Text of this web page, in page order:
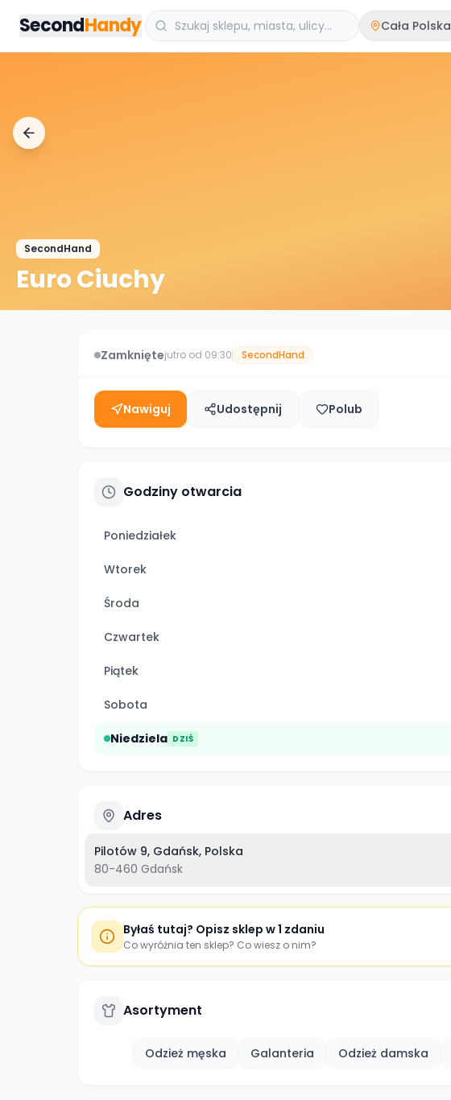
SecondHandy Cała Polska
SecondHand
Euro Ciuchy
Zamkniętejutro od 09:30 SecondHand
Nawiguj Udostępnij Polub
Godziny otwarcia
Poniedziałek
Wtorek
Środa
Czwartek
Piątek
Sobota
Niedziela DZIŚ
Adres
Pilotów 9, Gdańsk, Polska
80-460 Gdańsk
Byłaś tutaj? Opisz sklep w 1 zdaniu
Co wyróżnia ten sklep? Co wiesz o nim?
Asortyment
Odzież męska Galanteria Odzież damska